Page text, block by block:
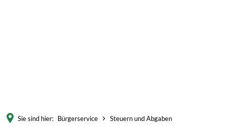
Sie sind hier: Bürgerservice
Steuern und Abgaben